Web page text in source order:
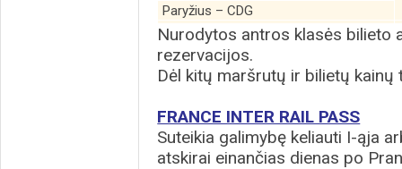
Paryžius – CDG
Nurodytos antros klasės bilieto
rezervacijos.
Dėl kitų maršrutų ir bilietų
FRANCE INTER RAIL PASS
Suteikia galimybę keliauti I-ąja
atskirai einančias dienas po